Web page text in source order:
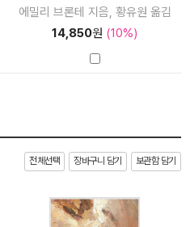
에밀리 브론테 지음, 황유원 옮김
14,850원 (10%)
전체선택 장바구니 담기 보관함 담기